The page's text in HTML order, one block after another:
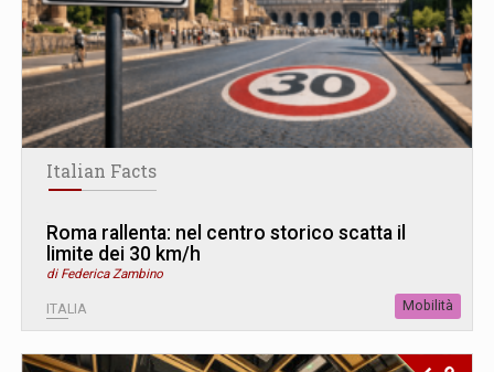
Italian Facts
Roma rallenta: nel centro storico scatta il
limite dei 30 km/h
di Federica Zambino
ITALIA Mobilità